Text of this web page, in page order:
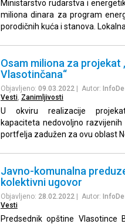
Ministarstvo rudarstva i
miliona dinara za program
porodičnih kuća i stanova. Lokalna
Osam miliona za projekat
Vlasotinčana“
Objavljeno: 09.03.2022 | Autor:
Vesti, Zanimljivosti
U okviru realizacije
kapaciteta nedovoljno
portfelja zadužen za ovu oblast
Javno-komunalna
kolektivni ugovor
Objavljeno: 28.02.2022 | Autor:
Vesti
Predsednik opštine Vlasotince